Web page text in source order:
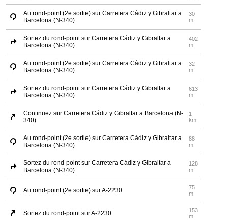
Au rond-point (2e sortie) sur Carretera Cádiz y Gibraltar a
Barcelona (N-340)
30
m
Sortez du rond-point sur Carretera Cádiz y Gibraltar a
Barcelona (N-340)
402
m
Au rond-point (2e sortie) sur Carretera Cádiz y Gibraltar a
Barcelona (N-340)
32
m
Sortez du rond-point sur Carretera Cádiz y Gibraltar a
Barcelona (N-340)
613
m
Continuez sur Carretera Cádiz y Gibraltar a Barcelona (N-
340)
1
km
Au rond-point (2e sortie) sur Carretera Cádiz y Gibraltar a
Barcelona (N-340)
88
m
Sortez du rond-point sur Carretera Cádiz y Gibraltar a
Barcelona (N-340)
128
m
Au rond-point (2e sortie) sur A-2230
75
m
Sortez du rond-point sur A-2230
153
m